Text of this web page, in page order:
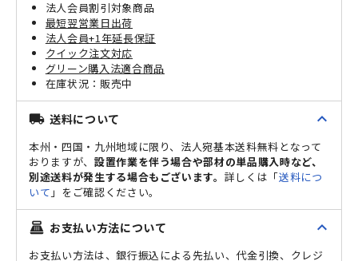
法人会員割引対象商品
最短翌営業日出荷
法人会員+1年延長保証
クイック注文対応
グリーン購入法適合商品
販売中
local_shipping 送料について expand_less
本州・四国・九州地域に限り、法人宛基本送料無料となって
おりますが、 設置作業を伴う場合や部材の単品購入時など、
別途送料が発生する場合もございます。 詳しくは「送料につ
いて 」をご確認ください。
point_of_sale お支払い方法について expand_less
お支払い方法は、銀行振込による先払い、代金引換、クレジ